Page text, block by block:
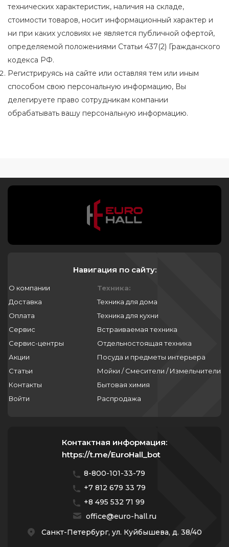
технических характеристик, наличия на складе,
стоимости товаров, носит информационный характер и
ни при каких условиях не является публичной офертой,
определяемой положениями Статьи 437(2) Гражданского
кодекса РФ.
Регистрируясь на сайте или оставляя тем или иным
способом свою персональную информацию, Вы
делегируете право сотрудникам компании
обрабатывать вашу персональную информацию.
Навигация по сайту:
О компании
Доставка
Оплата
Сервис
Сервис-центры
Акции
Статьи
Контакты
Войти
Техника:
Техника для дома
Техника для кухни
Встраиваемая техника
Отдельностоящая техника
Посуда и предметы интерьера
Мойки / Смесители / Измельчители
Бытовая химия
Распродажа
Контактная информация:
https://t.me/EuroHall_bot
8-800-101-33-79
+7 812 679 33 79
+8 495 532 71 99
office@euro-hall.ru
Санкт-Петербург, ул. Куйбышева, д. 38/40